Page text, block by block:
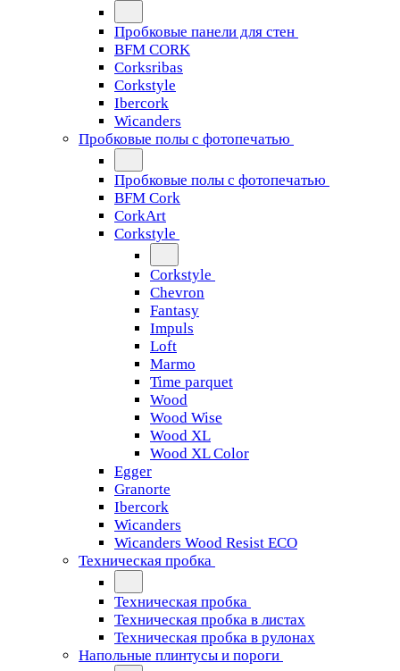
Пробковые панели для стен
BFM CORK
Corksribas
Corkstyle
Ibercork
Wicanders
Пробковые полы с фотопечатью
Пробковые полы с фотопечатью
BFM Cork
CorkArt
Corkstyle
Corkstyle
Chevron
Fantasy
Impuls
Loft
Marmo
Time parquet
Wood
Wood Wise
Wood XL
Wood XL Color
Egger
Granorte
Ibercork
Wicanders
Wicanders Wood Resist ECO
Техническая пробка
Техническая пробка
Техническая пробка в листах
Техническая пробка в рулонах
Напольные плинтусы и пороги